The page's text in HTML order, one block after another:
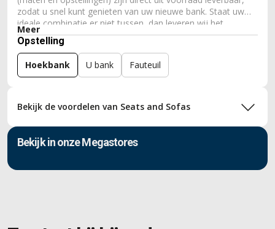
zodat u snel kunt genieten van uw nieuwe bank. Staat uw
ideale combinatie er niet tussen, dan leveren wij het
bankstel ook volledig op maat. Zo krijgt u bij ons eenvoudig
een bank die perfect past bij uw woonkamer, wensen en
zitcomfort.
Meer
Opstelling
Hoekbank U bank Fauteuil
Bekijk de voordelen van Seats and Sofas
Bekijk in onze Megastores